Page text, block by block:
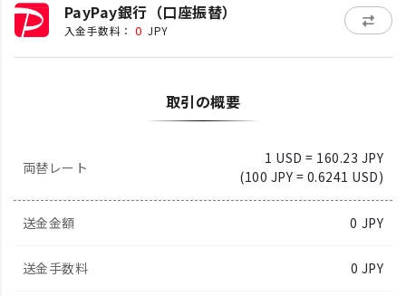
PayPay銀行（口座振替）
入金手数料： 0 JPY
取引の概要
両替レート
1 USD = 160.23 JPY
(100 JPY = 0.6241 USD)
送金金額 0 JPY
送金手数料 0 JPY